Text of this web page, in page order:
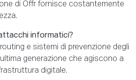
di Offr fornisce costantemente
informatici?
e sistemi di prevenzione degli
generazione che agiscono a
digitale.